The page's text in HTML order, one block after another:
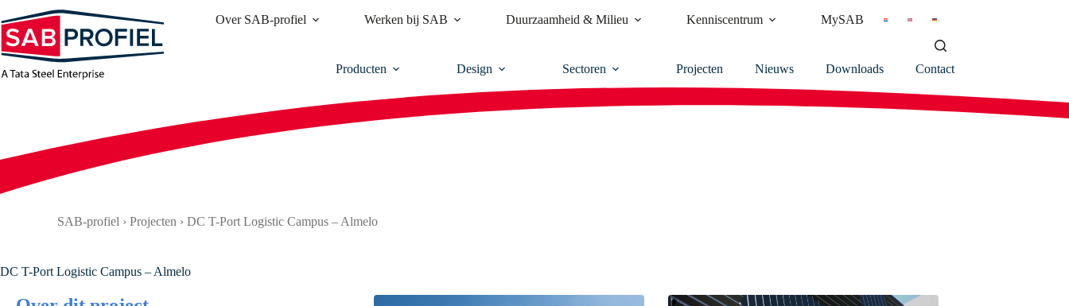
naar
de
inhoud
Over SAB-profiel Werken bij SAB Duurzaamheid & Milieu Kenniscentrum MySAB
Producten Design Sectoren Projecten Nieuws Downloads Contact
SAB-profiel › Projecten › DC T-Port Logistic Campus – Almelo
DC T-Port Logistic Campus – Almelo